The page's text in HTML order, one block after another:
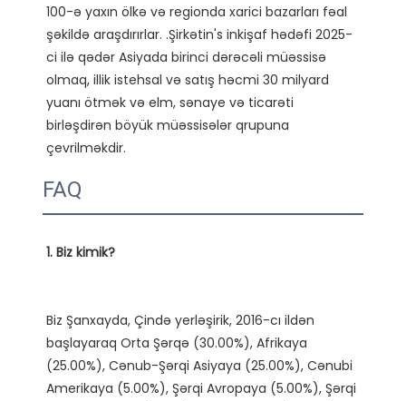
100-ə yaxın ölkə və regionda xarici bazarları fəal
şəkildə araşdırırlar. .Şirkətin's inkişaf hədəfi 2025-
ci ilə qədər Asiyada birinci dərəcəli müəssisə
olmaq, illik istehsal və satış həcmi 30 milyard
yuanı ötmək və elm, sənaye və ticarəti
birləşdirən böyük müəssisələr qrupuna
FAQ
Biz Şanxayda, Çində yerləşirik, 2016-cı ildən
başlayaraq Orta Şərqə (30.00%), Afrikaya
(25.00%), Cənub-Şərqi Asiyaya (25.00%), Cənubi
Amerikaya (5.00%), Şərqi Avropaya (5.00%), Şərqi